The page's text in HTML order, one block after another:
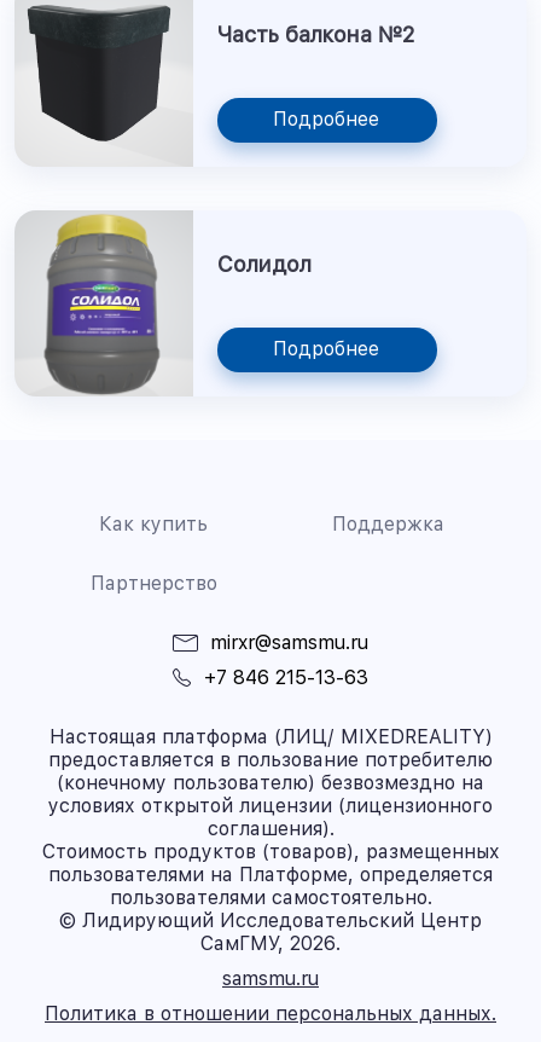
Часть балкона №2
Подробнее
Солидол
Подробнее
Как купить Поддержка
Партнерство
mirxr@samsmu.ru
+7 846 215-13-63
Настоящая платформа (ЛИЦ/ MIXEDREALITY)
предоставляется в пользование потребителю
(конечному пользователю) безвозмездно на
условиях открытой лицензии (лицензионного
соглашения).
Стоимость продуктов (товаров), размещенных
пользователями на Платформе, определяется
пользователями самостоятельно.
© Лидирующий Исследовательский Центр
СамГМУ, 2026.
samsmu.ru
Политика в отношении персональных данных.